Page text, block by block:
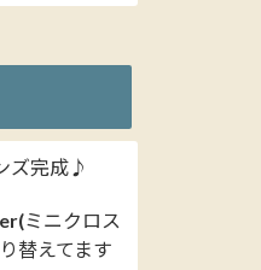
ズ完成♪
ミニクロス
替えてます